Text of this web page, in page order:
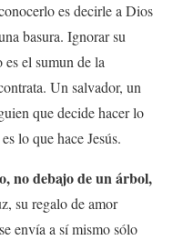
es decirle a Dios
basura. Ignorar su
el sumun de la
Un salvador, un
que decide hacer lo
lo que hace Jesús.
no debajo de un árbol,
su regalo de amor
envía a sí mismo sólo